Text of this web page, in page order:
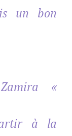
un bon
«
à la